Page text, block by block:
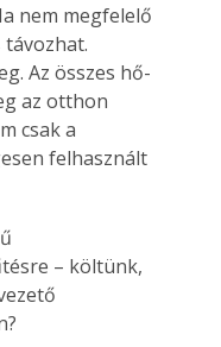
nem megfelelő
Az összes hő-
az otthon
csak a
felhasznált
– költünk,